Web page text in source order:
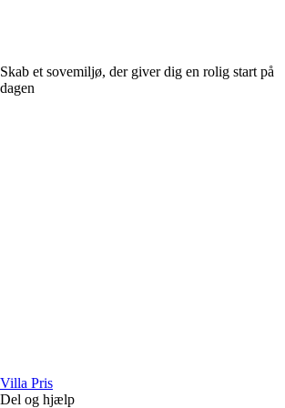
Skab et sovemiljø, der giver dig en rolig start på
dagen
Villa Pris
Del og hjælp